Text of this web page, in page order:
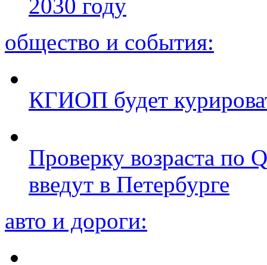
2030 году
общество и события:
КГИОП будет
Проверку возраста по
введут в Петербурге
авто и дороги: